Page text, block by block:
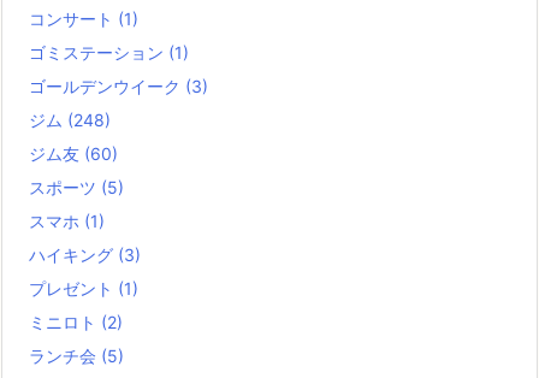
コンサート (1)
ゴミステーション (1)
ゴールデンウイーク (3)
ジム (248)
ジム友 (60)
スポーツ (5)
スマホ (1)
ハイキング (3)
プレゼント (1)
ミニロト (2)
ランチ会 (5)